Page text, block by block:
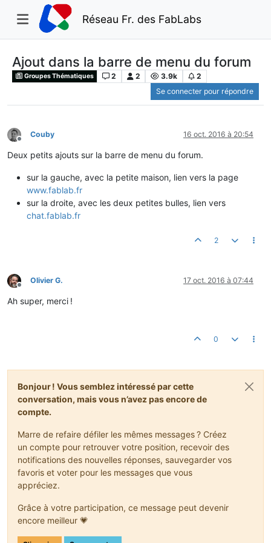
Réseau Fr. des FabLabs
Ajout dans la barre de menu du forum
Groupes Thématiques 2 2 3.9k
2
Se connecter pour répondre
Hors-ligne
Couby 16 oct. 2016 à 20:54
Deux petits ajouts sur la barre de menu du forum.
sur la gauche, avec la petite maison, lien vers la page
www.fablab.fr
sur la droite, avec les deux petites bulles, lien vers
chat.fablab.fr
2
Hors-ligne
Olivier G. 17 oct. 2016 à 07:44
Ah super, merci !
0
Bonjour ! Vous semblez intéressé par cette
conversation, mais vous n’avez pas encore de
compte.
Marre de refaire défiler les mêmes messages ? Créez
un compte pour retrouver votre position, recevoir des
notifications des nouvelles réponses, sauvegarder vos
favoris et voter pour les messages que vous
appréciez.
Grâce à votre participation, ce message peut devenir
encore meilleur 💗